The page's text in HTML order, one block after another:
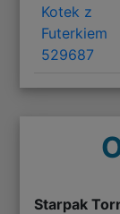
Kotek z
Futerkiem
529687
Starpak